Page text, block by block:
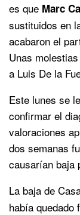
es que Marc
sustituidos en
acabaron el
Unas
a Luis De la
Este lunes se
confirmar el
valoraciones
dos semanas
causarían baja
La baja de
había quedado